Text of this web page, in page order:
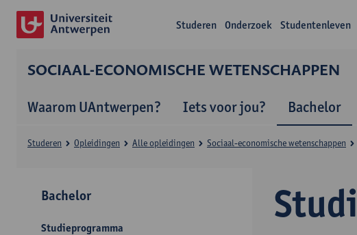
Studeren Onderzoek Studentenleven
SOCIAAL-ECONOMISCHE WETENSCHAPPEN
Waarom UAntwerpen? Iets voor jou? Bachelor
Studeren Opleidingen Alle opleidingen Sociaal-economische wetenschappen
Bachelor
Studieprogramma